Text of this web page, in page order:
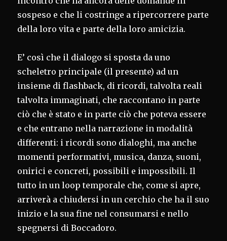
sospeso e che li costringe a ripercorrere parte
della loro vita e parte della loro amicizia.
E’ così che il dialogo si sposta da uno
scheletro principale (il presente) ad un
insieme di flashback, di ricordi, talvolta reali
talvolta immaginati, che raccontano in parte
ciò che è stato e in parte ciò che poteva essere
e che entrano nella narrazione in modalità
differenti: i ricordi sono dialoghi, ma anche
momenti performativi, musica, danza, suoni,
onirici e concreti, possibili e impossibili. Il
tutto in un loop temporale che, come si apre,
arriverà a chiudersi in un cerchio che ha il suo
inizio e la sua fine nel consumarsi e nello
spegnersi di Boccadoro.